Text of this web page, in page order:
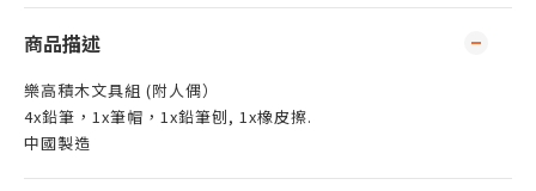
商品描述
樂高積木文具組 (附人偶）
4x鉛筆，1x筆帽，1x鉛筆刨, 1x橡皮擦.
中國製造